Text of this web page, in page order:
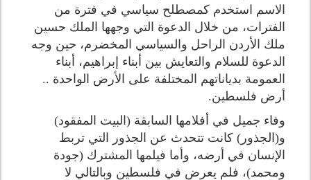
الاسم استخدم كمصطلح سياسي في فترة من
الفترات، من خلال الدعوة التي وجهها الملك حسين
ملك الأردن الراحل والسياسي المخضرم، حين وجه
الدعوة للسلام والتعايش بين أبناء إبراهيم، أبناء
العمومة بدياناتهم المختلفة على الأرض الواحدة ..
أرض فلسطين.
وفاء جميل في أفلامها السابقة (البيت المفقود)
و(الجذور) كانت تتحدث عن الجذور التي تربط
الإنسان في أرضه، وأما فيلمها المشترك (جودة
ومحمد)، فلم يعرض في فلسطين وبالتالي لا